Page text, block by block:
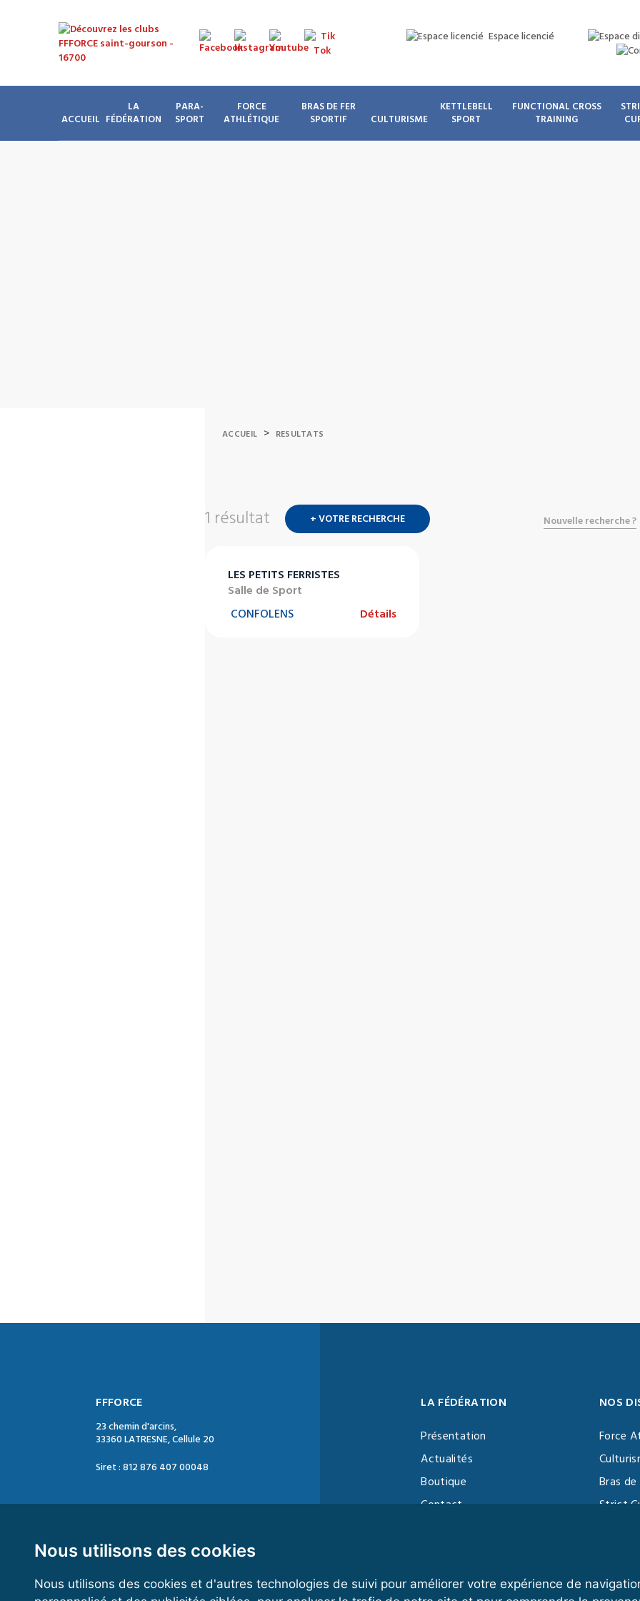
Nous utilisons des cookies
Nous utilisons des cookies et d'autres technologies de suivi pour améliorer votre expérience de
Espace licencié
ACCUEIL
LA
FÉDÉRATION
PARA-
SPORT
FORCE
ATHLÉTIQUE
BRAS DE FER
SPORTIF
CULTURISME
KETTLEBELL
SPORT
FUNCTIONAL CROSS
TRAINING
ACCUEIL > RESULTATS
1 résultat + VOTRE RECHERCHE Nouvelle recherche ?
LES PETITS FERRISTES
Salle de Sport
CONFOLENS
Détails
FFFORCE
23 chemin d'arcins,
33360 LATRESNE, Cellule 20
Siret : 812 876 407 00048
Mail : contact@ffforce.fr
Horaires d’ouverture :
LA FÉDÉRATION
Présentation
Actualités
Boutique
Contact
NOS
Force
Bras
Strict